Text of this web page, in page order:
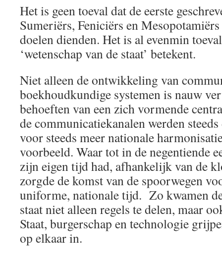
Het is geen toeval dat de eerste
Sumeriërs, Feniciërs en
doelen dienden. Het is al evenmin
‘wetenschap van de staat’ betekent.
Niet alleen de ontwikkeling van
boekhoudkundige systemen is nauw
behoeften van een zich vormende
de communicatiekanalen werden
voor steeds meer nationale
voorbeeld. Waar tot in de negentiende
zijn eigen tijd had, afhankelijk van de
zorgde de komst van de spoorwegen
uniforme, nationale tijd. Zo kwamen
staat niet alleen regels te delen, maar
Staat, burgerschap en technologie
op elkaar in.